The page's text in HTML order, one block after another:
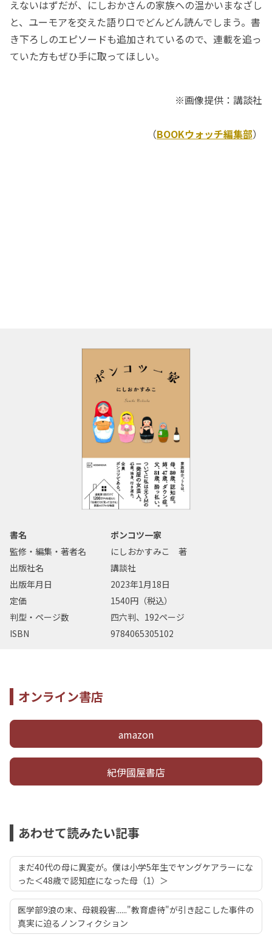
えないはずだが、にしおかさんの家族への温かいまなざし
と、ユーモアを交えた語り口でどんどん読んでしまう。書
き下ろしのエピソードも追加されているので、連載を追っ
ていた方もぜひ手に取ってほしい。
※画像提供：講談社
（BOOKウォッチ編集部）
書名
ポンコツ一家
監修・編集・著者名
にしおかすみこ 著
出版社名
講談社
出版年月日
2023年1月18日
定価
1540円（税込）
判型・ページ数
四六判、192ページ
ISBN
9784065305102
オンライン書店
amazon
紀伊國屋書店
あわせて読みたい記事
まだ40代の母に異変が。僕は小学5年生でヤングケアラーにな
った＜48歳で認知症になった母（1）＞
医学部9浪の末、母親殺害......"教育虐待"が引き起こした事件の
真実に迫るノンフィクション